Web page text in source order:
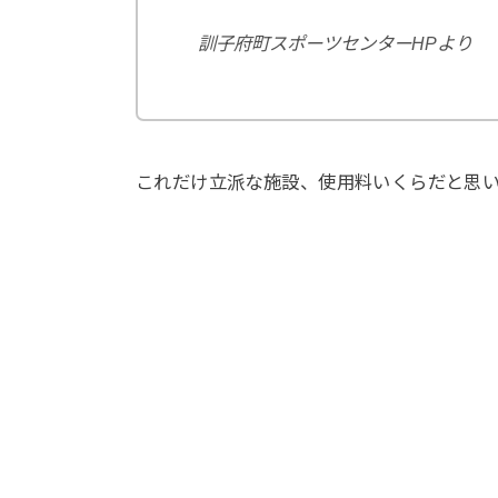
訓子府町スポーツセンターHPより
これだけ立派な施設、使用料いくらだと思